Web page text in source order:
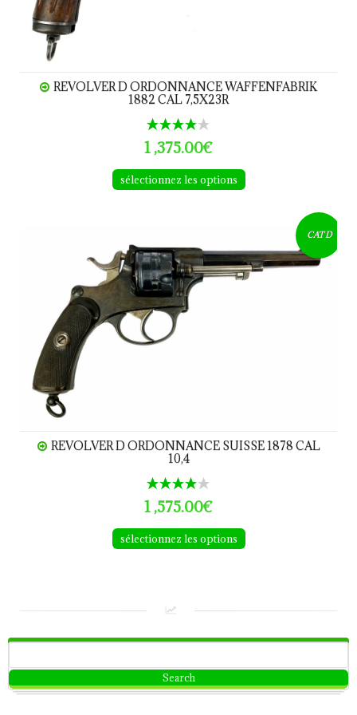
REVOLVER D ORDONNANCE WAFFENFABRIK
1882 CAL 7,5X23R
1 ,375.00€
sélectionnez les options
CAT D
REVOLVER D ORDONNANCE SUISSE 1878 CAL
10,4
1 ,575.00€
sélectionnez les options